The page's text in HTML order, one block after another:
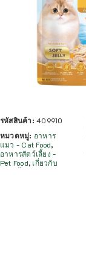
รหัสสินค้า:409910
หมวดหมู่: อาหาร
แมว - Cat Food,
อาหารสัตว์เลี้ยง -
Pet Food, เกี่ยวกับ